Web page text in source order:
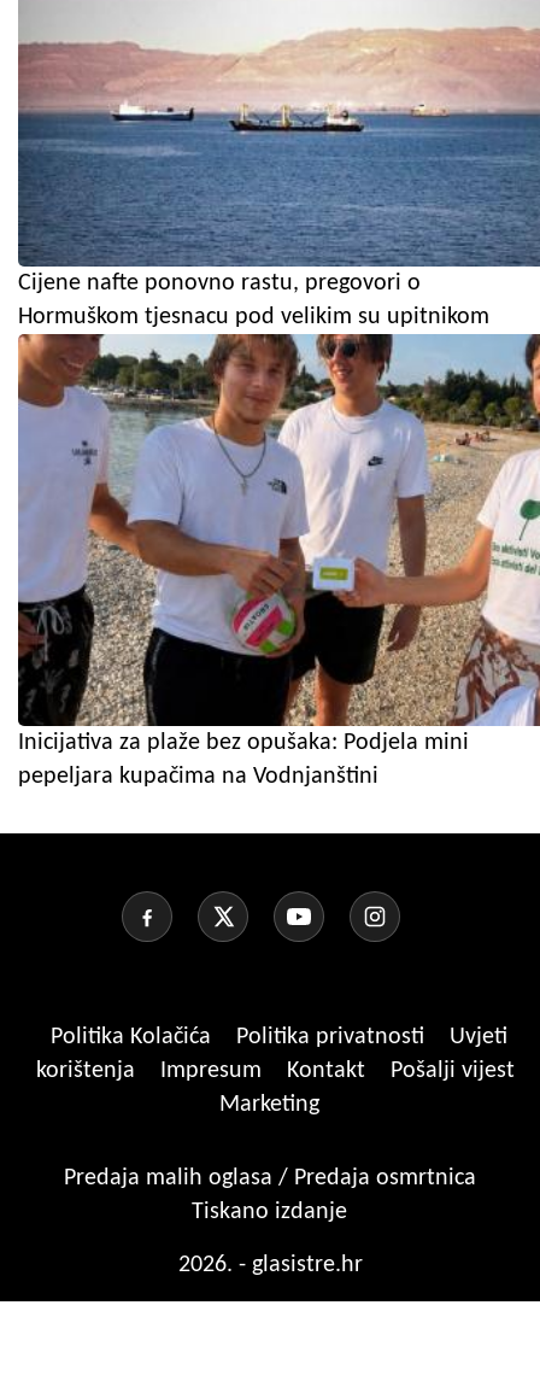
Cijene nafte ponovno rastu, pregovori o
Hormuškom tjesnacu pod velikim su upitnikom
Inicijativa za plaže bez opušaka: Podjela mini
pepeljara kupačima na Vodnjanštini
Politika Kolačića Politika privatnosti
Uvjeti
korištenja
Impresum Kontakt
Pošalji vijest
Marketing
Predaja malih oglasa / Predaja osmrtnica
Tiskano izdanje
2026. - glasistre.hr